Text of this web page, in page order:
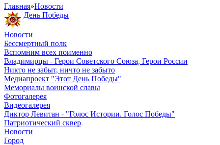
Главная»Новости
День Победы
Новости
Бессмертный полк
Вспомним всех поименно
Владимирцы - Герои Советского Союза, Герои России
Никто не забыт, ничто не забыто
Медиапроект "Этот День Победы"
Мемориалы воинской славы
Фотогалерея
Видеогалерея
Диктор Левитан - "Голос Истории. Голос Победы"
Патриотический сквер
Новости
Город